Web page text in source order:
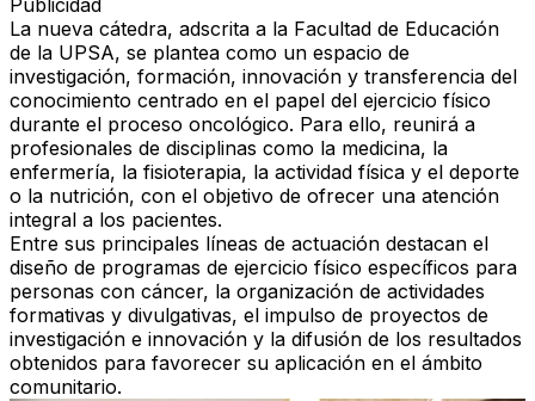
Publicidad
La nueva cátedra, adscrita a la Facultad de Educación
de la UPSA, se plantea como un espacio de
investigación, formación, innovación y transferencia del
conocimiento centrado en el papel del ejercicio físico
durante el proceso oncológico. Para ello, reunirá a
profesionales de disciplinas como la medicina, la
enfermería, la fisioterapia, la actividad física y el deporte
o la nutrición, con el objetivo de ofrecer una atención
integral a los pacientes.
Entre sus principales líneas de actuación destacan el
diseño de programas de ejercicio físico específicos para
personas con cáncer, la organización de actividades
formativas y divulgativas, el impulso de proyectos de
investigación e innovación y la difusión de los resultados
obtenidos para favorecer su aplicación en el ámbito
comunitario.